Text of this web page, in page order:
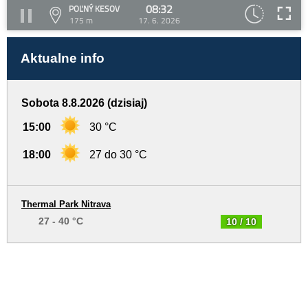
POĽNÝ KESOV
175 m
08:32
17. 6. 2026
Aktualne info
Sobota 8.8.2026 (dzisiaj)
15:00 30 °C
18:00 27 do 30 °C
10 / 10
Thermal Park Nitrava
27 - 40 °C